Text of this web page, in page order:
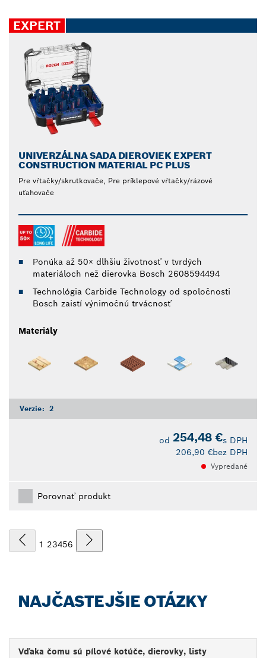
EXPERT
UNIVERZÁLNA SADA DIEROVIEK EXPERT
CONSTRUCTION MATERIAL PC PLUS
Pre vŕtačky/skrutkovače, Pre príklepové vŕtačky/rázové
uťahovače
Ponúka až 50× dlhšiu životnosť v tvrdých
materiáloch než dierovka Bosch 2608594494
Technológia Carbide Technology od spoločnosti
Bosch zaistí výnimočnú trvácnosť
Materiály
Verzie: 2
od 254,48 €s DPH
206,90 €bez DPH
Vypredané
Porovnať produkt
1 23456
NAJČASTEJŠIE OTÁZKY
Vďaka čomu sú pílové kotúče, dierovky, listy